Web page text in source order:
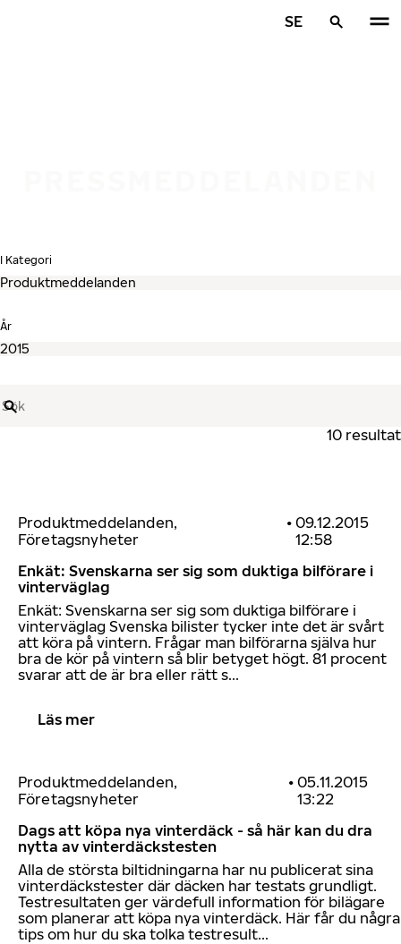
SE
I Kategori
År
10 resultat
Produktmeddelanden,
Företagsnyheter
• 09.12.2015
12:58
Enkät: Svenskarna ser sig som duktiga bilförare i
vinterväglag
Enkät: Svenskarna ser sig som duktiga bilförare i
vinterväglag Svenska bilister tycker inte det är svårt
att köra på vintern. Frågar man bilförarna själva hur
bra de kör på vintern så blir betyget högt. 81 procent
svarar att de är bra eller rätt s...
Läs mer
Produktmeddelanden,
Företagsnyheter
• 05.11.2015
13:22
Dags att köpa nya vinterdäck - så här kan du dra
nytta av vinterdäckstesten
Alla de största biltidningarna har nu publicerat sina
vinterdäckstester där däcken har testats grundligt.
Testresultaten ger värdefull information för bilägare
som planerar att köpa nya vinterdäck. Här får du några
tips om hur du ska tolka testresult...